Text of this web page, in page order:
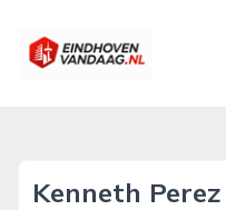
eindhovenvandaag.nl
Kenneth